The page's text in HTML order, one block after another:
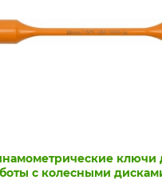
ключи
с колесными